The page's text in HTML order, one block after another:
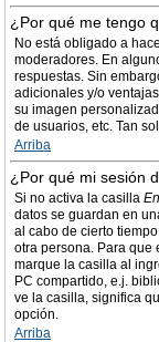
¿Por qué me tengo
No está obligado a
moderadores. En
respuestas. Sin
adicionales y/o
su imagen
de usuarios, etc. Tan
Arriba
¿Por qué mi sesión
Si no activa la casilla
datos se guardan en
al cabo de cierto
otra persona. Para que
marque la casilla al
PC compartido, e.j.
ve la casilla, significa
opción.
Arriba